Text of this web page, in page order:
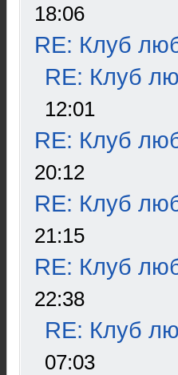
18:06
RE: Клуб
RE: Клуб
12:01
RE: Клуб
20:12
RE: Клуб
21:15
RE: Клуб
22:38
RE: Клуб
07:03